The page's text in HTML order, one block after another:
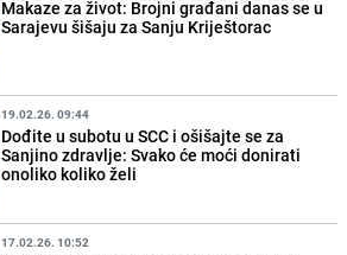
Makaze za život: Brojni građani danas se u
Sarajevu šišaju za Sanju Kriještorac
19.02.26. 09:44
Dođite u subotu u SCC i ošišajte se za
Sanjino zdravlje: Svako će moći donirati
onoliko koliko želi
17.02.26. 10:52